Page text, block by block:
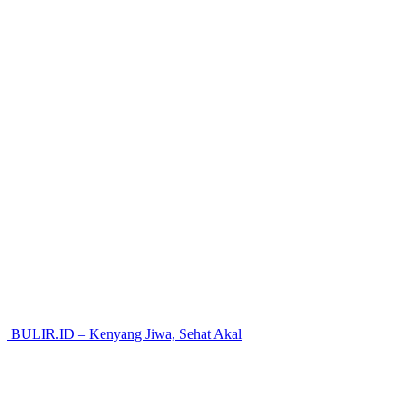
BULIR.ID – Kenyang Jiwa, Sehat Akal